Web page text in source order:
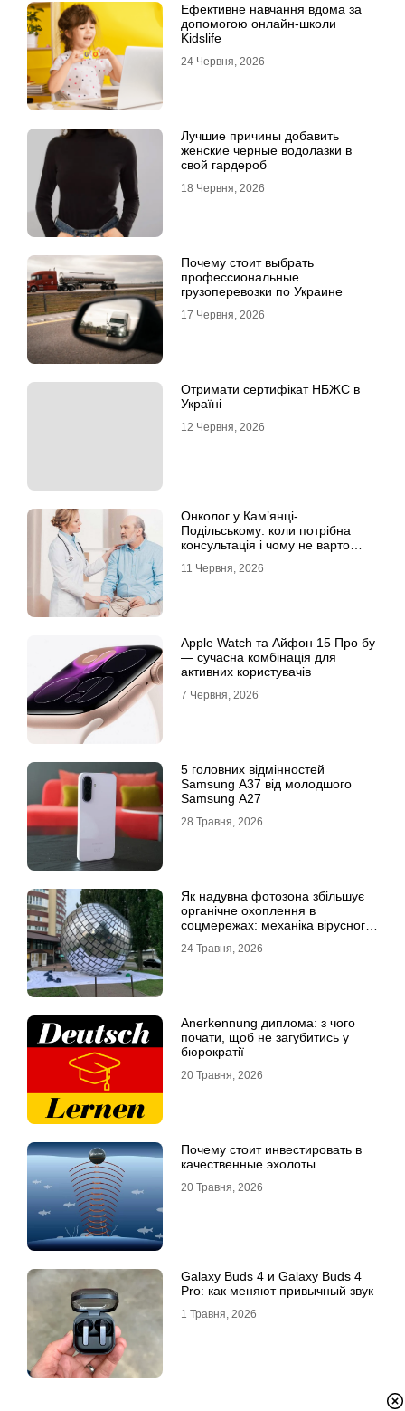
Ефективне навчання вдома за
допомогою онлайн-школи
Kidslife
24 Червня, 2026
Лучшие причины добавить
женские черные водолазки в
свой гардероб
18 Червня, 2026
Почему стоит выбрать
профессиональные
грузоперевозки по Украине
17 Червня, 2026
Отримати сертифікат НБЖС в
Україні
12 Червня, 2026
Онколог у Кам’янці-
Подільському: коли потрібна
консультація і чому не варто
11 Червня, 2026
Apple Watch та Айфон 15 Про бу
— сучасна комбінація для
активних користувачів
7 Червня, 2026
5 головних відмінностей
Samsung A37 від молодшого
Samsung A27
28 Травня, 2026
Як надувна фотозона збільшує
органічне охоплення в
соцмережах: механіка вірусного
24 Травня, 2026
Anerkennung диплома: з чого
почати, щоб не загубитись у
бюрократії
20 Травня, 2026
Почему стоит инвестировать в
качественные эхолоты
20 Травня, 2026
Galaxy Buds 4 и Galaxy Buds 4
Pro: как меняют привычный звук
1 Травня, 2026